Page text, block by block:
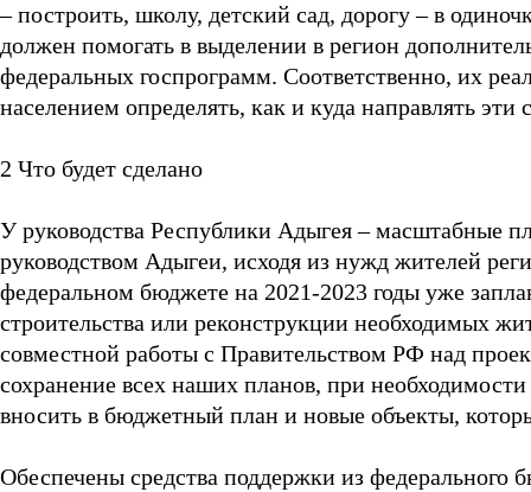
– построить, школу, детский сад, дорогу – в
должен помогать в выделении в регион
федеральных госпрограмм. Соответственно, их
населением определять, как и куда направлять эти
2 Что будет сделано
У руководства Республики Адыгея – масштабные
руководством Адыгеи, исходя из нужд жителей
федеральном бюджете на 2021-2023 годы уже
строительства или реконструкции необходимых
совместной работы с Правительством РФ над
сохранение всех наших планов, при
вносить в бюджетный план и новые объекты,
Обеспечены средства поддержки из федерального